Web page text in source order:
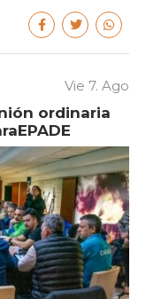
Vie 7. Ago
ordinaria